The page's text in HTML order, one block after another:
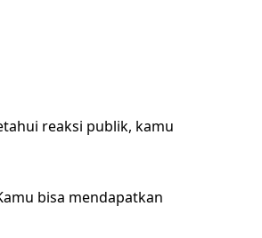
reaksi publik, kamu
bisa mendapatkan